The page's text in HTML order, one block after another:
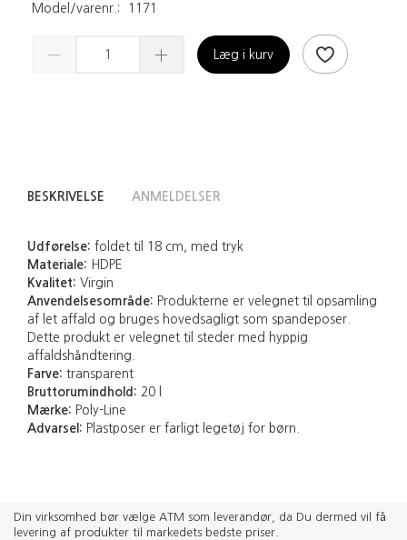
Model/varenr.: 1171
Læg i kurv
BESKRIVELSE ANMELDELSER
Udførelse: foldet til 18 cm, med tryk
Materiale: HDPE
Kvalitet: Virgin
Anvendelsesområde: Produkterne er velegnet til opsamling
af let affald og bruges hovedsagligt som spandeposer.
Dette produkt er velegnet til steder med hyppig
affaldshåndtering.
Farve: transparent
Bruttorumindhold: 20 l
Mærke: Poly-Line
Advarsel: Plastposer er farligt legetøj for børn.
Din virksomhed bør vælge ATM som leverandør, da Du dermed vil få
levering af produkter til markedets bedste priser.